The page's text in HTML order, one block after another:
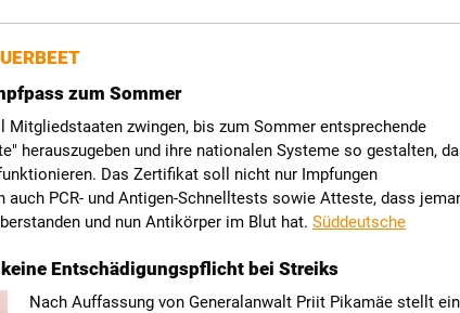
zum Sommer
Mitgliedstaaten zwingen, bis zum Sommer entsprechende
herauszugeben und ihre nationalen Systeme so gestalten,
Das Zertifikat soll nicht nur Impfungen
auch PCR- und Antigen-Schnelltests sowie Atteste, dass
und nun Antikörper im Blut hat. Süddeutsche
Entschädigungspflicht bei Streiks
Nach Auffassung von Generalanwalt Priit Pikamäe stellt ein